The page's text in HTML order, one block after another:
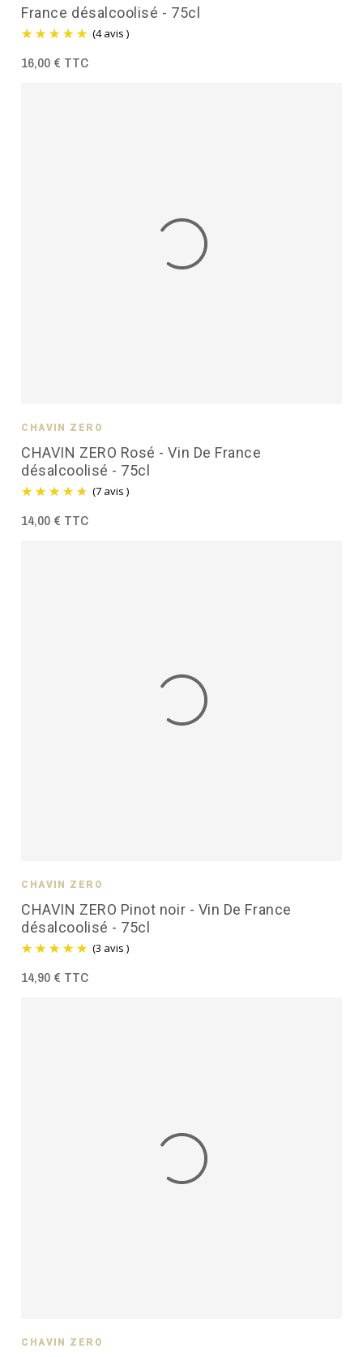
France désalcoolisé - 75cl
(4 avis )
16,00 € TTC
CHAVIN ZERO Rosé - Vin De France
désalcoolisé - 75cl
(7 avis )
CHAVIN ZÉRO
14,00 € TTC
CHAVIN ZERO Pinot noir - Vin De France
désalcoolisé - 75cl
(3 avis )
CHAVIN ZÉRO
14,90 € TTC
CHAVIN ZÉRO